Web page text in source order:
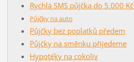
Rychlá SMS půjčka do 5.000 Kč
Půjčky na auto
Půjčky bez poplatků předem
Půjčky na směnku přijedeme
Hypotéky na cokoliv